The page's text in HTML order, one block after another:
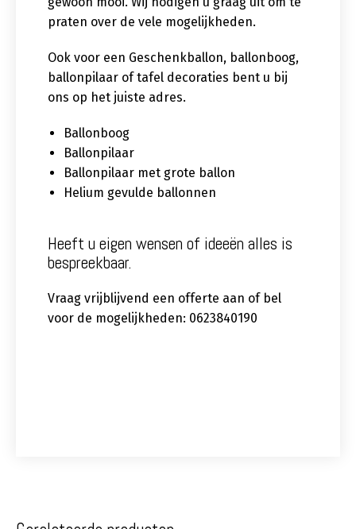
praten over de vele mogelijkheden.
Ook voor een Geschenkballon, ballonboog,
ballonpilaar of tafel decoraties bent u bij
ons op het juiste adres.
Ballonboog
Ballonpilaar
Ballonpilaar met grote ballon
Helium gevulde ballonnen
Heeft u eigen wensen of ideeën alles is
bespreekbaar.
Vraag vrijblijvend een offerte aan of bel
voor de mogelijkheden: 0623840190